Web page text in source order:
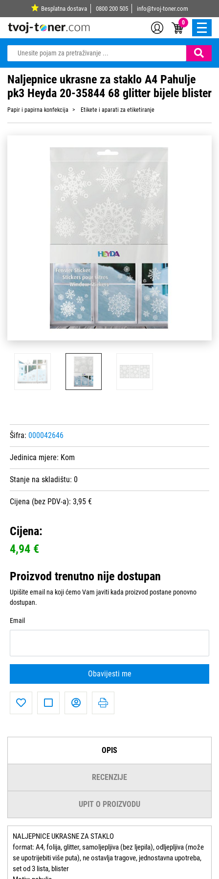
Besplatna dostava 0800 200 505 info@tvoj-toner.com
0
Naljepnice ukrasne za staklo A4 Pahulje
pk3 Heyda 20-35844 68 glitter bijele blister
Papir i papirna konfekcija Etikete i aparati za etiketiranje
Šifra: 000042646
Jedinica mjere: Kom
Stanje na skladištu: 0
Cijena (bez PDV-a): 3,95 €
Cijena:
4,94 €
Proizvod trenutno nije dostupan
Upišite email na koji ćemo Vam javiti kada proizvod postane ponovno
dostupan.
Email
Obavijesti me
OPIS
RECENZIJE
UPIT O PROIZVODU
NALJEPNICE UKRASNE ZA STAKLO
format: A4, folija, glitter, samoljepljiva (bez ljepila), odljepljiva (može
se upotrijebiti više puta), ne ostavlja tragove, jednostavna upotreba,
set od 3 lista, blister